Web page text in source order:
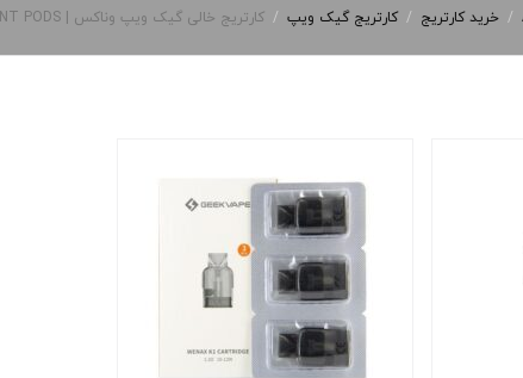
/ خرید کارتریج / کارتریج گیک ویپ / کارتریج خالی گیک ویپ وناکس | GEEK VAPE WENAX STYLUS REPLACEMENT PODS